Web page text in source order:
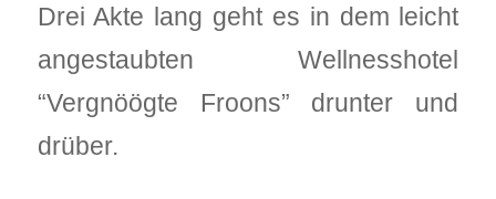
Drei Akte lang geht es in dem leicht
angestaubten Wellnesshotel
“Vergnöögte Froons” drunter und
drüber.